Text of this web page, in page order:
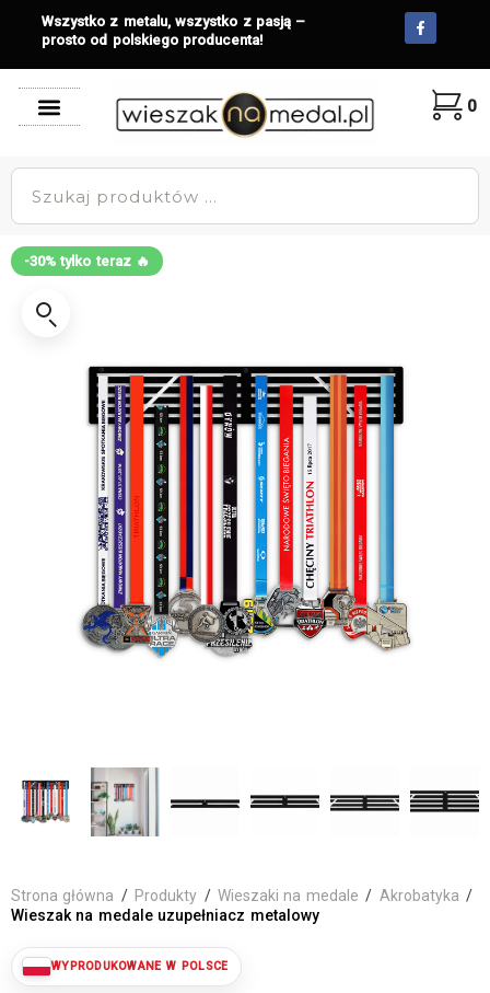
Wszystko z metalu, wszystko z pasją –
prosto od polskiego producenta!
0
-30% tylko teraz 🔥
Strona główna / Produkty / Wieszaki na medale / Akrobatyka /
Wieszak na medale uzupełniacz metalowy